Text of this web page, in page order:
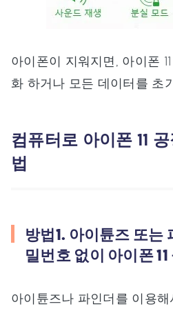
아이폰이 지워지면, 아이폰
화 하거나 모든 데이터를 초
컴퓨터로 아이폰 11
법
방법1. 아이튠즈 또는
밀번호 없이 아이폰
아이튠즈나 파인더를 이용해